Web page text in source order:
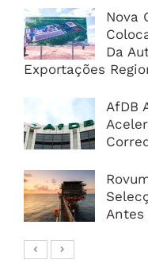
Nova
Da
Exportações
AfDB
Antes